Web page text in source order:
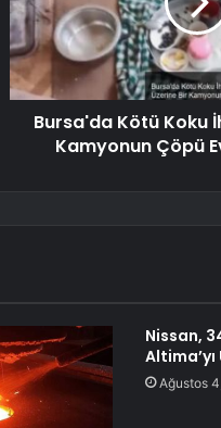
Bursa'da Kötü Koku
Kamyonun Çöpü
Nissan,
Ağustos